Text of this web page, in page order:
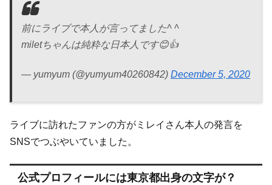
前にライブで本人が言ってました^ ^
miletちゃんは純粋な日本人です😊👍
— yumyum (@yumyum40260842) December 5, 2020
ライブに訪れたファンの方がミレイさん本人の発言を
SNSでつぶやいていました。
公式プロフィールには東京都出身の文字が？